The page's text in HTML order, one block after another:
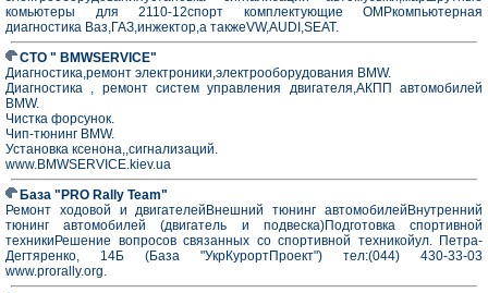
комьютеры для 2110-12спорт комплектующие OMPкомпьютерная
диагностика Ваз,ГАЗ,инжектор,а такжеVW,AUDI,SEAT.
СТО " BMWSERVICE"
Диагностика,ремонт электроники,электрооборудования BMW.
Диагностика , ремонт систем управления двигателя,АКПП автомобилей
BMW.
Чистка форсунок.
Чип-тюнинг BMW.
Установка ксенона,,сигнализаций.
www.BMWSERVICE.kiev.ua
База "PRO Rally Team"
Ремонт ходовой и двигателейВнешний тюнинг автомобилейВнутренний
тюнинг автомобилей (двигатель и подвеска)Подготовка спортивной
техникиРешение вопросов связанных со спортивной техникойул. Петра-
Дегтяренко, 14Б (База "УкрКурортПроект") тел:(044) 430-33-03
www.prorally.org.